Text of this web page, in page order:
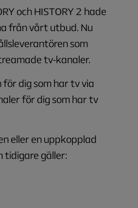
och HISTORY 2 hade
från vårt utbud. Nu
som
tv-kanaler.
dig som har tv via
för dig som har tv
eller en uppkopplad
tidigare gäller: